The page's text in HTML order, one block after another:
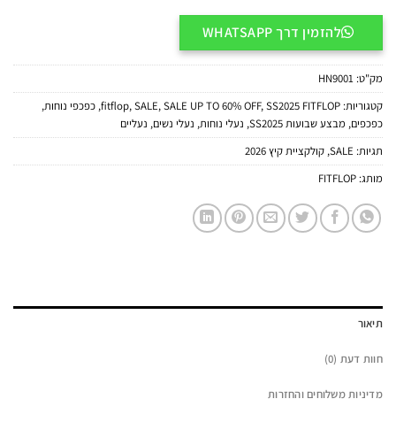
להזמין דרך WHATSAPP
מק"ט: HN9001
קטגוריות:
fitflop,SALE,SALE UP TO 60% OFF,SS2025 FITFLOP
, כפכפי נוחות,
כפכפים, מבצע שבועות SS2025 , נעלי נוחות, נעלי נשים, נעליים
תגיות: SALE
, קולקציית קיץ 2026
מותג: FITFLOP
תיאור
חוות דעת (0)
מדיניות משלוחים והחזרות